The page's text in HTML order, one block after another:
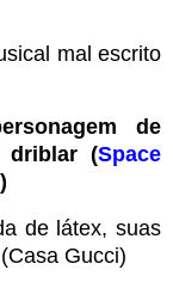
mal escrito
de
driblar (Space
de látex, suas
Gucci)